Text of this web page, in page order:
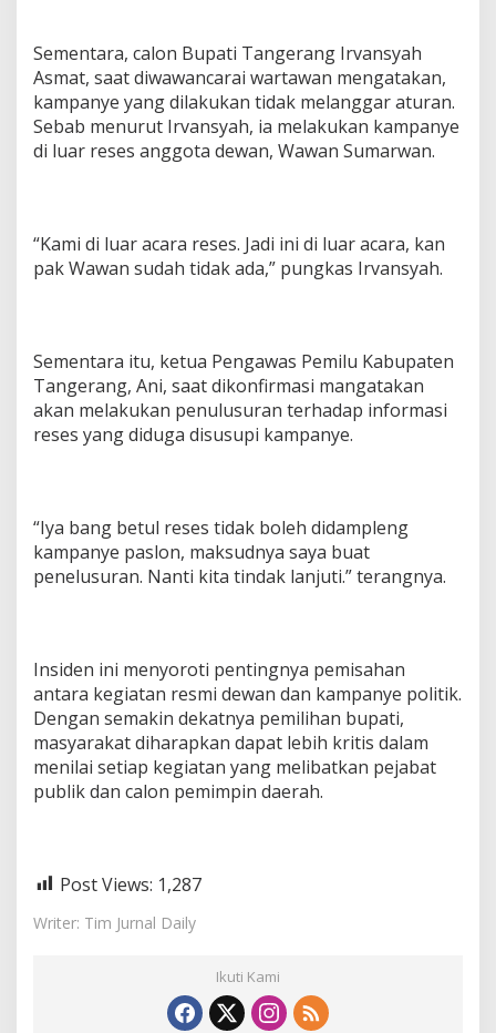
Sementara, calon Bupati Tangerang Irvansyah
Asmat, saat diwawancarai wartawan mengatakan,
kampanye yang dilakukan tidak melanggar aturan.
Sebab menurut Irvansyah, ia melakukan kampanye
di luar reses anggota dewan, Wawan Sumarwan.
“Kami di luar acara reses. Jadi ini di luar acara, kan
pak Wawan sudah tidak ada,” pungkas Irvansyah.
Sementara itu, ketua Pengawas Pemilu Kabupaten
Tangerang, Ani, saat dikonfirmasi mangatakan
akan melakukan penulusuran terhadap informasi
reses yang diduga disusupi kampanye.
“Iya bang betul reses tidak boleh didampleng
kampanye paslon, maksudnya saya buat
penelusuran. Nanti kita tindak lanjuti.” terangnya.
Insiden ini menyoroti pentingnya pemisahan
antara kegiatan resmi dewan dan kampanye politik.
Dengan semakin dekatnya pemilihan bupati,
masyarakat diharapkan dapat lebih kritis dalam
menilai setiap kegiatan yang melibatkan pejabat
publik dan calon pemimpin daerah.
Post Views: 1,287
Writer: Tim Jurnal Daily
Ikuti Kami